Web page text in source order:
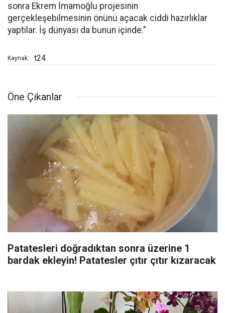
sonra Ekrem İmamoğlu projesinin
gerçekleşebilmesinin önünü açacak ciddi hazırlıklar
yaptılar. İş dünyası da bunun içinde."
Kaynak: t24
Öne Çıkanlar
Patatesleri doğradıktan sonra üzerine 1
bardak ekleyin! Patatesler çıtır çıtır kızaracak